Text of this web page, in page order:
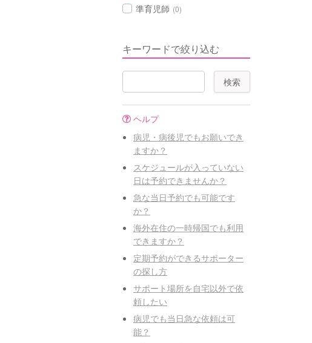
準育児師 (0)
キーワードで絞り込む
ヘルプ
病児・病後児でもお願いでき
ますか？
スケジュールが入っていない
日は予約できませんか？
急な当日予約でも可能です
か？
海外在住の一時帰国でも利用
できますか？
定期予約ができるサポーター
の探し方
サポート場所を自宅以外で依
頼したい
病児でも当日急な依頼は可
能？